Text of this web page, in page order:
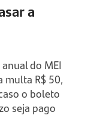
a
do MEI
multa R$ 50,
o boleto
seja pago